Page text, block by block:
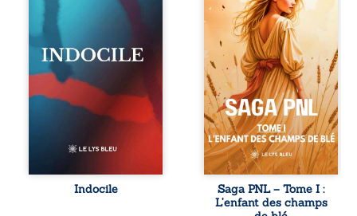
friction. Entre les
silences qu’on ne
déchiffre pas, les
amours qu’on
dérange, les corps
qu’on administre
et les liens qu’on
sabote, cet
ouvrage parle à
vivent trop fort,
trop vrai, trop tôt.
traversée. Une
langue nue. Une
Indocile
couraient dans les
blés. Puis la
couronne plia le
genou, livrant son
peuple à l’ombre
d’Ivorny. À Atove,
Luwel aurait pu
disparaître dans
les ruines de son
destin ; pourtant,
sous les pierres
d’un temple
oublié, des
rebelles lui
tendirent la main.
Parmi eux, Atos,
Saga PNL – Tome I :
L’enfant des champs